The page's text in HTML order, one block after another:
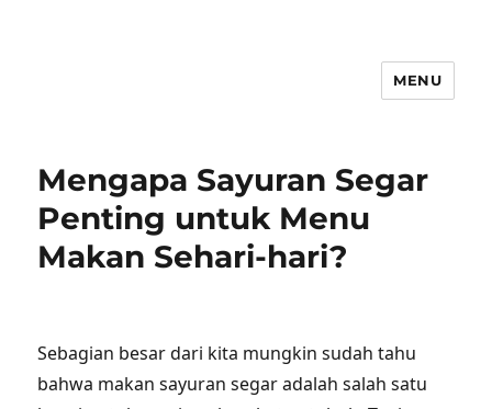
MENU
Mengapa Sayuran Segar
Penting untuk Menu
Makan Sehari-hari?
Sebagian besar dari kita mungkin sudah tahu
bahwa makan sayuran segar adalah salah satu